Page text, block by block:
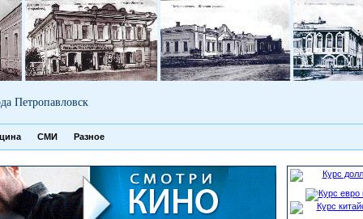
Петропавловск
СМИ Разное